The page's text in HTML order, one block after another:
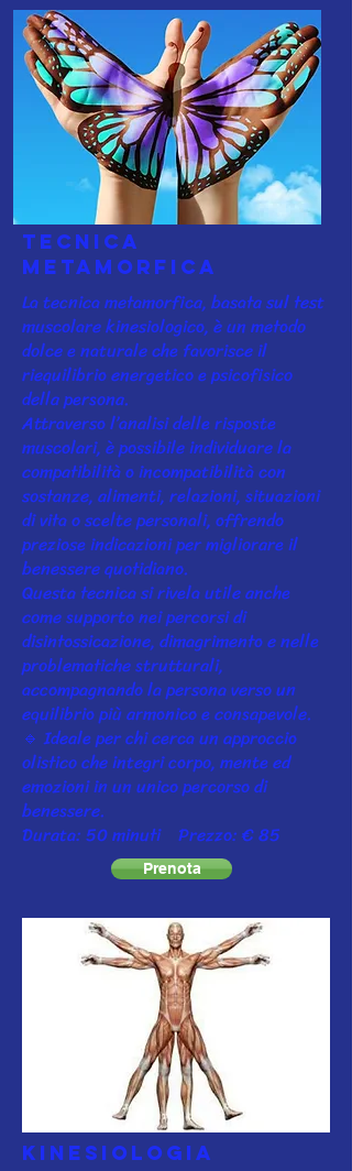
Tecnica
Metamorfica
La tecnica metamorfica, basata sul test
muscolare kinesiologico, è un metodo
dolce e naturale che favorisce il
riequilibrio energetico e psicofisico
della persona.
Attraverso l’analisi delle risposte
muscolari, è possibile individuare la
compatibilità o incompatibilità con
sostanze, alimenti, relazioni, situazioni
di vita o scelte personali, offrendo
preziose indicazioni per migliorare il
benessere quotidiano.
Questa tecnica si rivela utile anche
come supporto nei percorsi di
disintossicazione, dimagrimento e nelle
problematiche strutturali,
accompagnando la persona verso un
equilibrio più armonico e consapevole.
🔹 Ideale per chi cerca un approccio
olistico che integri corpo, mente ed
emozioni in un unico percorso di
benessere.
Durata: 50 minuti Prezzo: € 85
Prenota
Kinesiologia